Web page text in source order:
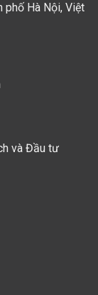
phố Hà Nội, Việt
và Đầu tư